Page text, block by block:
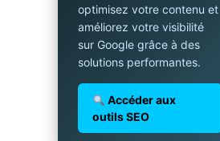
optimisez votre contenu et
améliorez votre visibilité
sur Google grâce à des
solutions performantes.
Accéder aux
outils SEO